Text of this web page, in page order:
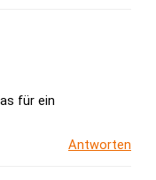
für ein
Antworten